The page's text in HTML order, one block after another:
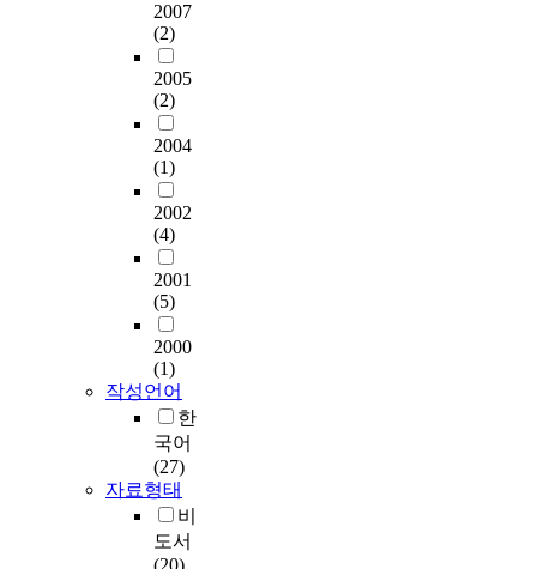
2007
(2)
2005
(2)
2004
(1)
2002
(4)
2001
(5)
2000
(1)
작성언어
한
국어
(27)
자료형태
비
도서